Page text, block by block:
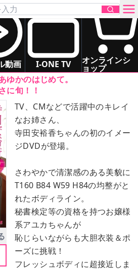
動画 I-ONE TV オンラインシ
ョップ
お問い合わせ
メニュー
ま系 ドキドキ系
ゆかのはじめて。
に旬！！
TV、CMなどで活躍中のキレイ
なお姉さん、
寺田安裕香ちゃんの初のイメー
ジDVDが登場。
さわやかで清潔感のある美貌に
T160 B84 W59 H84の均整がと
れたボディライン。
秘書検定等の資格を持つお嬢様
系アユカちゃんが
恥じらいながらも大胆衣装＆ポ
ーズに挑戦！
フレッシュボディに超接近しま